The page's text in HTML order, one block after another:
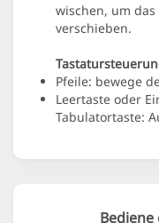
wischen, um
verschieben.
Pfeile: bewege
Leertaste oder
Tabulatortaste:
Bediene